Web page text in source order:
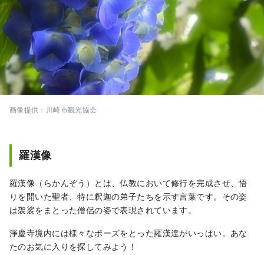
るなど、作品の世界に入り込むことができる
施設です。 ◇川崎山王祭 稲毛神社で例年8月
に執り行われる川崎地域最大のお祭りで、大
神輿渡御が見どころとなっています。 ◇かな
まら祭り 4月の第1日曜日に開催される金山神
社のお祭り。男根をかたどった神輿がかつぎ
出され、子授けや縁結びとして有名で、外国
画像提供：川崎市観光協会
羅漢像
羅漢像（らかんぞう）とは、仏教において修行を完成させ、悟
りを開いた聖者、特に釈迦の弟子たちを示す言葉です。その姿
は袈裟をまとった僧侶の姿で表現されています。
淨慶寺境内には様々なポーズをとった羅漢達がいっぱい。あな
たのお気に入りを探してみよう！